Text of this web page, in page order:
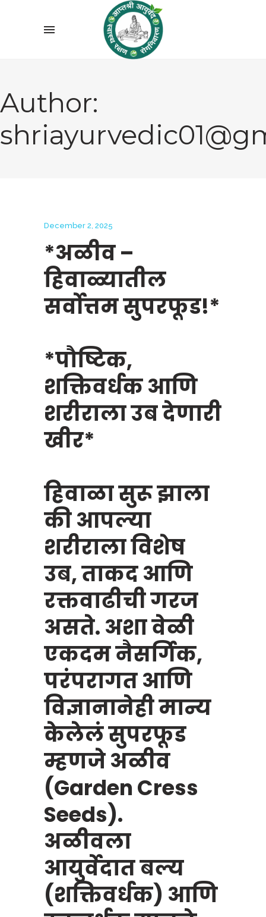
Author:
December 2, 2025
*अळीव –
हिवाळ्यातील
सर्वोत्तम सुपरफूड!*
*पौष्टिक,
शक्तिवर्धक आणि
शरीराला उब देणारी
खीर*
हिवाळा सुरू झाला
की आपल्या
शरीराला विशेष
उब, ताकद आणि
रक्तवाढीची गरज
असते. अशा वेळी
एकदम नैसर्गिक,
परंपरागत आणि
विज्ञानानेही मान्य
केलेलं सुपरफूड
म्हणजे अळीव
(Garden Cress
Seeds).
अळीवला
आयुर्वेदात बल्य
(शक्तिवर्धक) आणि